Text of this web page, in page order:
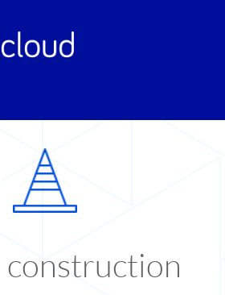
construction